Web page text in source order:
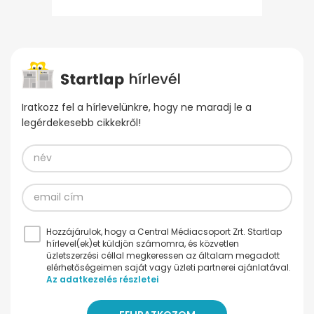
Iratkozz fel a hírlevelünkre, hogy ne maradj le a
legérdekesebb cikkekről!
Hozzájárulok, hogy a Central Médiacsoport Zrt. Startlap
hírlevel(ek)et küldjön számomra, és közvetlen
üzletszerzési céllal megkeressen az általam megadott
elérhetőségeimen saját vagy üzleti partnerei ajánlatával.
Az adatkezelés részletei